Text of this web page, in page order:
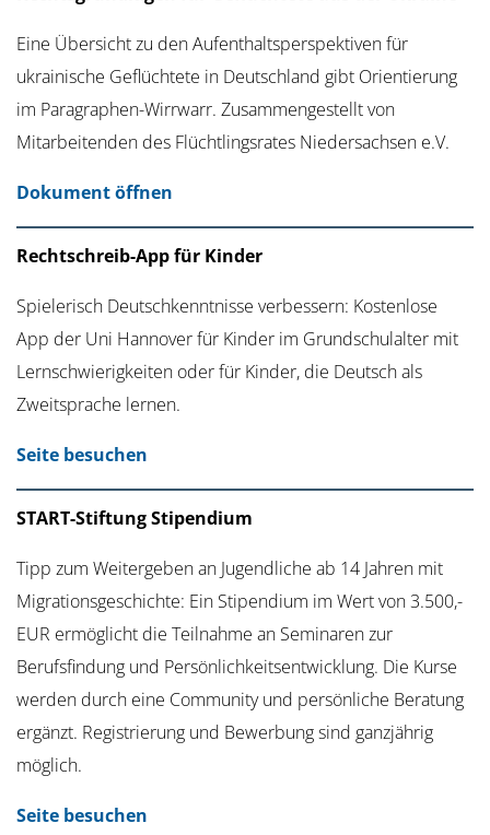
Eine Übersicht zu den Aufenthaltsperspektiven für
ukrainische Geflüchtete in Deutschland gibt Orientierung
im Paragraphen-Wirrwarr. Zusammengestellt von
Mitarbeitenden des Flüchtlingsrates Niedersachsen e.V.
Dokument öffnen
Rechtschreib-App für Kinder
Spielerisch Deutschkenntnisse verbessern: Kostenlose
App der Uni Hannover für Kinder im Grundschulalter mit
Lernschwierigkeiten oder für Kinder, die Deutsch als
Zweitsprache lernen.
Seite besuchen
START-Stiftung Stipendium
Tipp zum Weitergeben an Jugendliche ab 14 Jahren mit
Migrationsgeschichte: Ein Stipendium im Wert von 3.500,-
EUR ermöglicht die Teilnahme an Seminaren zur
Berufsfindung und Persönlichkeitsentwicklung. Die Kurse
werden durch eine Community und persönliche Beratung
ergänzt. Registrierung und Bewerbung sind ganzjährig
möglich.
Seite besuchen